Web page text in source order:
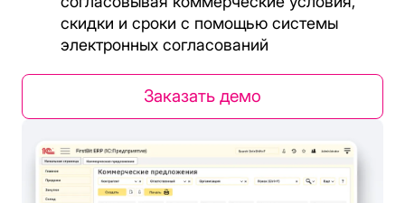
скидки и сроки с помощью системы
электронных согласований
Заказать демо